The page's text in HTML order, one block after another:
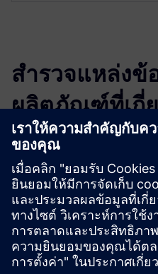
สำรวจแหล่งข้
ผลิตภัณฑ์ที่เกี่
ข้อมูลและแหล่งข้อมู
05 Initial familiarization
เงื่อนไขเบื้องต้น